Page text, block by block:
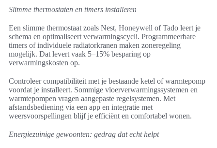
Slimme thermostaten en timers installeren
Een slimme thermostaat zoals Nest, Honeywell of Tado leert je
schema en optimaliseert verwarmingscycli. Programmeerbare
timers of individuele radiatorkranen maken zoneregeling
mogelijk. Dat levert vaak 5–15% besparing op
verwarmingskosten op.
Controleer compatibiliteit met je bestaande ketel of warmtepomp
voordat je installeert. Sommige vloerverwarmingssystemen en
warmtepompen vragen aangepaste regelsystemen. Met
afstandsbediening via een app en integratie met
weersvoorspellingen blijf je efficiënt en comfortabel wonen.
Energiezuinige gewoonten: gedrag dat echt helpt